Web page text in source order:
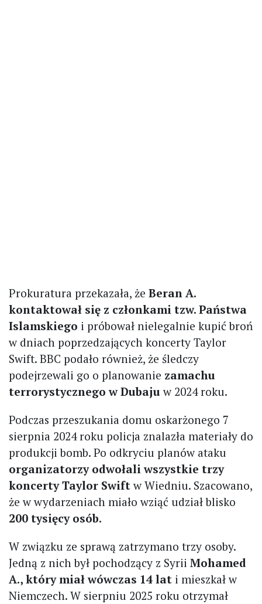
Prokuratura przekazała, że Beran A.
kontaktował się z członkami tzw. Państwa
Islamskiego i próbował nielegalnie kupić broń
w dniach poprzedzających koncerty Taylor
Swift. BBC podało również, że śledczy
podejrzewali go o planowanie zamachu
terrorystycznego w Dubajuw 2024 roku.
Podczas przeszukania domu oskarżonego 7
sierpnia 2024 roku policja znalazła materiały do
produkcji bomb. Po odkryciu planów ataku
organizatorzy odwołali wszystkie trzy
koncerty Taylor Swiftw Wiedniu. Szacowano,
że w wydarzeniach miało wziąć udział blisko
200 tysięcy osób.
W związku ze sprawą zatrzymano trzy osoby.
Jedną z nich był pochodzący z Syrii Mohamed
A., który miał wówczas 14 lat i mieszkał w
Niemczech. W sierpniu 2025 roku otrzymał